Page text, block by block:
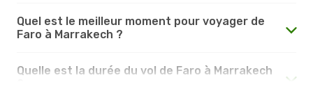
Quel est le meilleur moment pour voyager de
Faro à Marrakech ?
Quelle est la durée du vol de Faro à Marrakech